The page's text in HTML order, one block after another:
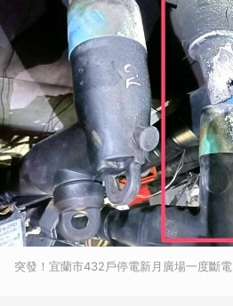
突發！宜蘭市432戶停電新月廣場一度斷電